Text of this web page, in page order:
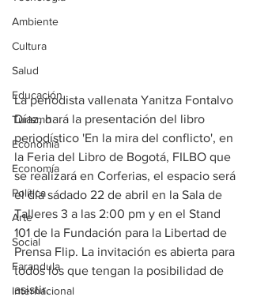
Ambiente
Cultura
Salud
Educación
Turismo
Economía
Economía
Política
Arte
Social
Farandula
Internacional
La periodista vallenata Yanitza Fontalvo
Díaz, hará la presentación del libro
periodístico 'En la mira del conflicto', en
la Feria del Libro de Bogotá, FILBO que
se realizará en Corferias, el espacio será
el día sádado 22 de abril en la Sala de
Talleres 3 a las 2:00 pm y en el Stand
101 de la Fundación para la Libertad de
Prensa Flip. La invitación es abierta para
todos los que tengan la posibilidad de
asistir.